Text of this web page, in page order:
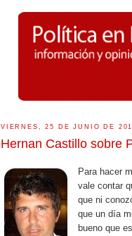
VIERNES, 25 DE JUNIO DE
Hernan Castillo sobre
Para hacer
vale contar
que ni
que un día
bueno que